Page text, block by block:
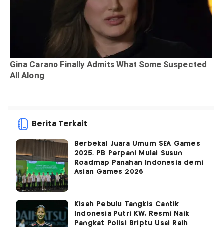
Berita Terkait
Berbekal Juara Umum SEA Games
2025, PB Perpani Mulai Susun
Roadmap Panahan Indonesia demi
Asian Games 2026
Kisah Pebulu Tangkis Cantik
Indonesia Putri KW, Resmi Naik
Pangkat Polisi Briptu Usai Raih